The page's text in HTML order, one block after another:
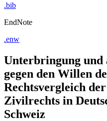
.bib
EndNote
.enw
Unterbringung und
gegen den Willen
Rechtsvergleich
Zivilrechts in
Schweiz